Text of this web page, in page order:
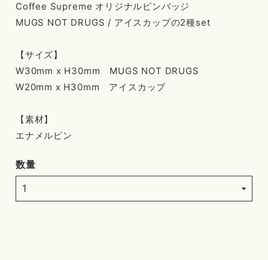
Coffee Supreme オリジナルピンバッジ
MUGS NOT DRUGS / アイスカップの2種set
【サイズ】
W30mm x H30mm MUGS NOT DRUGS
W20mm x H30mm アイスカップ
【素材】
エナメルピン
数量